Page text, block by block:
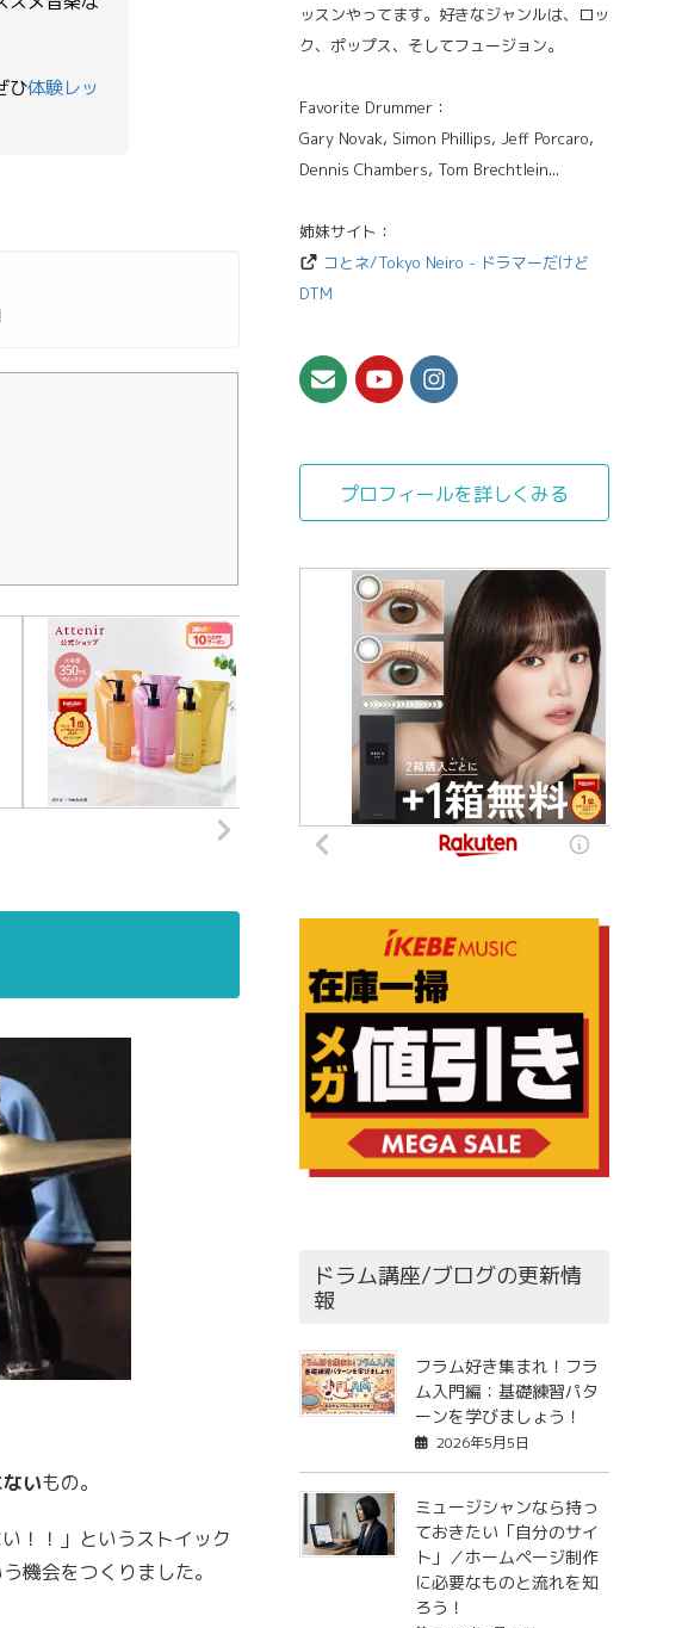
ひ体験レッ
いもの。
！！」というストイック
う機会をつくりました。
ッスンやってます。好きなジャンルは、ロッ
ク、ポップス、そしてフュージョン。
Favorite Drummer：
Gary Novak, Simon Phillips, Jeff Porcaro,
Dennis Chambers, Tom Brechtlein...
姉妹サイト：
コとネ/Tokyo Neiro - ドラマーだけど
DTM
プロフィールを詳しくみる
ドラム講座/ブログの更新情
報
フラム好き集まれ！フラ
ム入門編：基礎練習パタ
ーンを学びましょう！
2026年5月5日
ミュージシャンなら持っ
ておきたい「自分のサイ
ト」／ホームページ制作
に必要なものと流れを知
ろう！